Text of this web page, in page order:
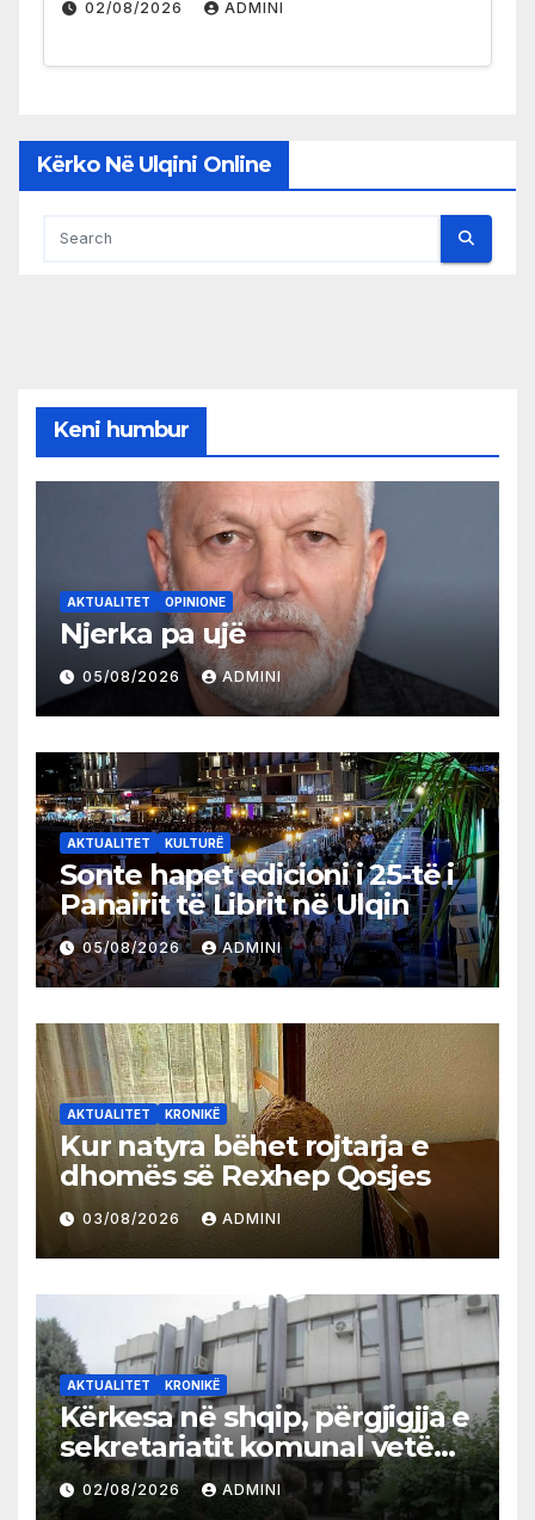
02/08/2026 ADMINI
Kërko Në Ulqini Online
Keni humbur
AKTUALITET OPINIONE
Njerka pa ujë
05/08/2026 ADMINI
AKTUALITET KULTURË
Sonte hapet edicioni i 25-të i
Panairit të Librit në Ulqin
05/08/2026 ADMINI
AKTUALITET KRONIKË
Kur natyra bëhet rojtarja e
dhomës së Rexhep Qosjes
03/08/2026 ADMINI
AKTUALITET KRONIKË
Kërkesa në shqip, përgjigjja e
sekretariatit komunal vetëm
në gjuhën malazeze
02/08/2026 ADMINI